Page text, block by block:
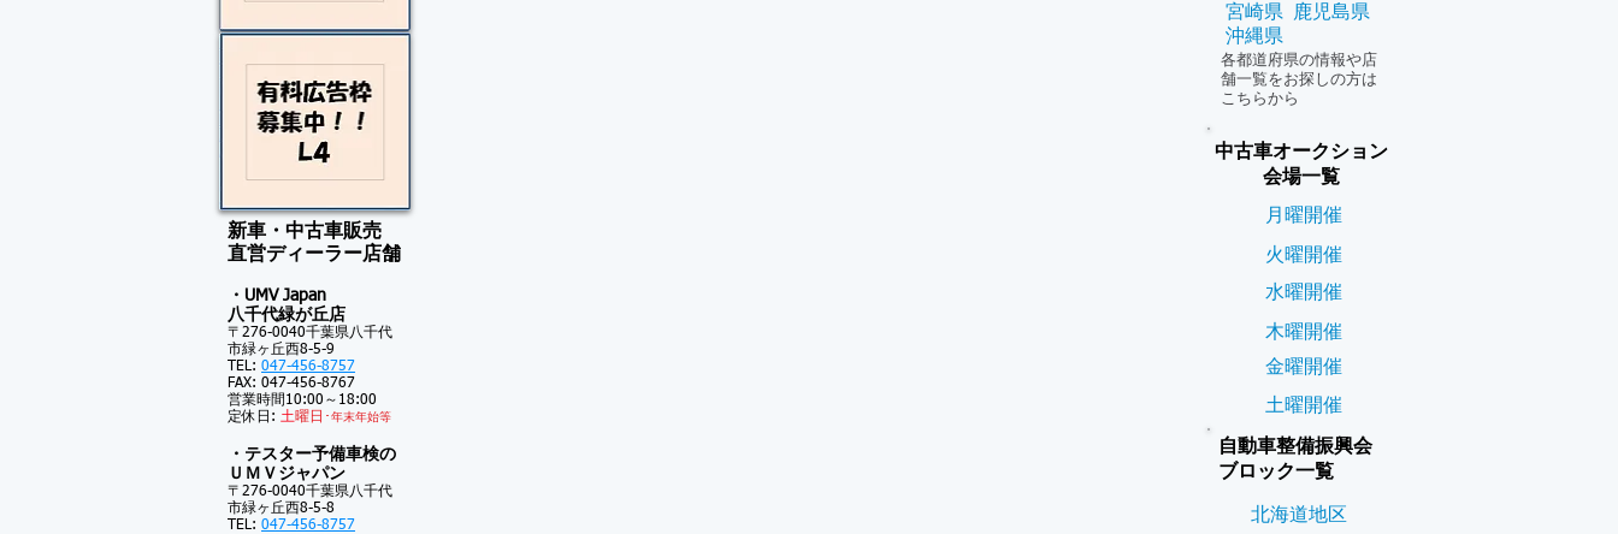
自動車整備振興会
ブロック一覧
北海道地区
中古車オークション
会場一覧
月曜開催
火曜開催
水曜開催
木曜開催
金曜開催
土曜開催
新車・中古車販売
​直営ディーラー店舗
・UMV Japan
八千代緑が丘店
〒276-0040千葉県八千代
市緑ヶ丘西8-5-9
TEL: 047-456-8757
FAX: 047-456-8767
営業時間10:00～18:00
定休日: 土曜日･ 年末年始等
・テスター予備車検の
ＵＭＶジャパン
〒276-0040千葉県八千代
市緑ヶ丘西8-5-8
TEL: 047-456-8757
宮崎県
沖縄県
鹿児島県
各都道府県の情報や店
舗一覧をお探しの方は
こちらから